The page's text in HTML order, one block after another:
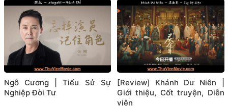
Ngô Cương | Tiểu Sử Sự
Nghiệp Đời Tư
[Review] Khánh Dư Niên |
Giới thiệu, Cốt truyện, Diễn
viên